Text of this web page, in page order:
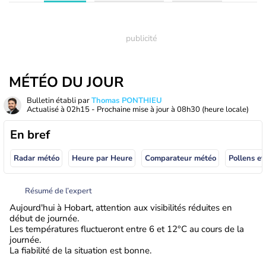
MÉTÉO DU JOUR
Bulletin établi parThomas PONTHIEU
Actualisé à 02h15 - Prochaine mise à jour à 08h30 (heure locale)
En bref
Radar météo Heure par Heure Comparateur météo Pollens
Résumé de l’expert
Aujourd'hui à Hobart, attention aux visibilités réduites en
début de journée.
Les températures fluctueront entre 6 et 12°C au cours de la
journée.
La fiabilité de la situation est bonne.